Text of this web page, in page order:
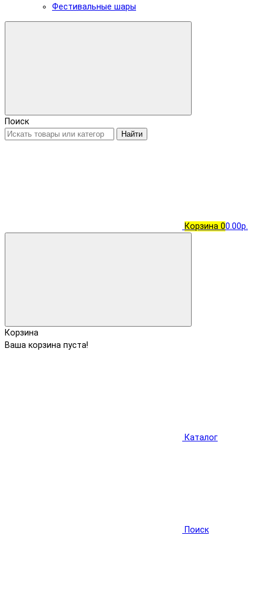
Фестивальные шары
Поиск
Найти
Корзина 00.00р.
Корзина
Ваша корзина пуста!
Каталог
Поиск